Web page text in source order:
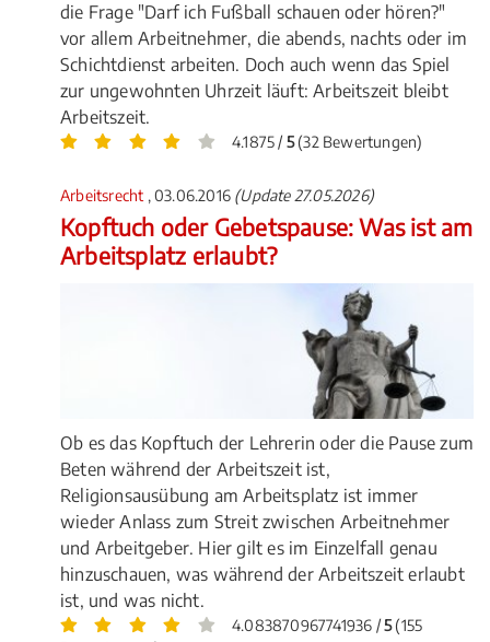
die Frage "Darf ich Fußball schauen oder hören?"
vor allem Arbeitnehmer, die abends, nachts oder im
Schichtdienst arbeiten. Doch auch wenn das Spiel
zur ungewohnten Uhrzeit läuft: Arbeitszeit bleibt
Arbeitszeit.
4.1875 / 5(32 Bewertungen)
Arbeitsrecht , 03.06.2016 (Update 27.05.2026)
Kopftuch oder Gebetspause: Was ist am
Arbeitsplatz erlaubt?
Ob es das Kopftuch der Lehrerin oder die Pause zum
Beten während der Arbeitszeit ist,
Religionsausübung am Arbeitsplatz ist immer
wieder Anlass zum Streit zwischen Arbeitnehmer
und Arbeitgeber. Hier gilt es im Einzelfall genau
hinzuschauen, was während der Arbeitszeit erlaubt
ist, und was nicht.
4.083870967741936 /5(155